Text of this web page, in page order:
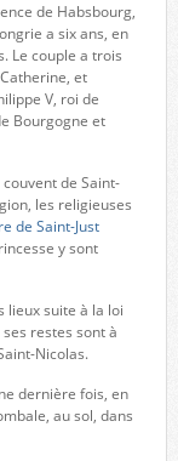
de Habsbourg,
a six ans, en
Le couple a trois
et
V, roi de
Bourgogne et
de Saint-
les religieuses
de Saint-Just
y sont
lieux suite à la loi
restes sont à
Nicolas.
dernière fois, en
au sol, dans